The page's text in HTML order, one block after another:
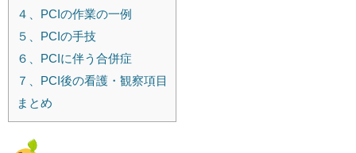
４、PCIの作業の一例
５、PCIの手技
６、PCIに伴う合併症
７、PCI後の看護・観察項目
まとめ